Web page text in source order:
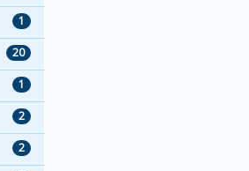
1
20
1
2
2